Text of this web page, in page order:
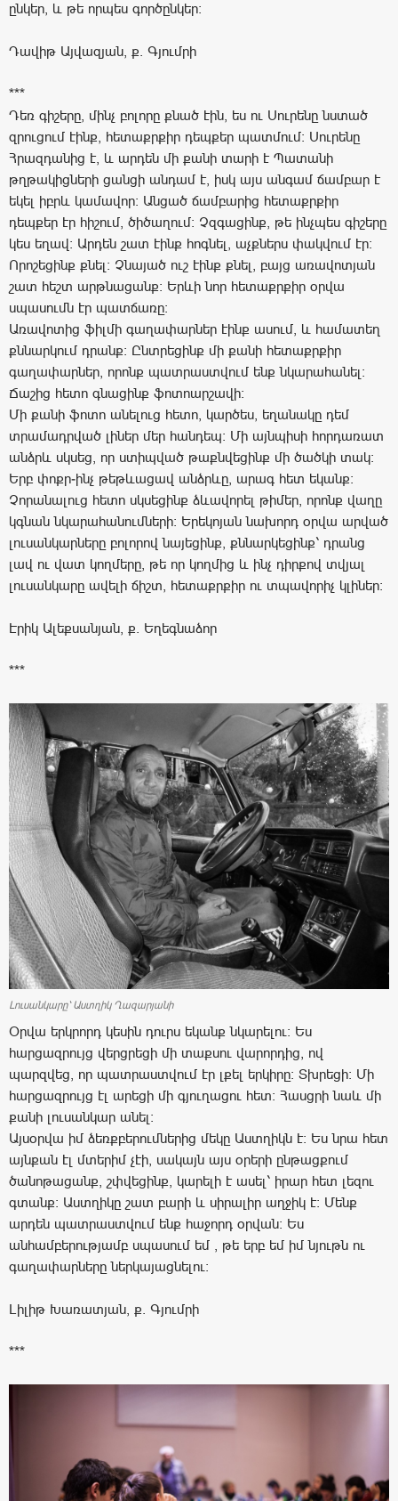
ընկեր, և թե որպես գործընկեր:
Դավիթ Այվազյան, ք. Գյումրի
***
Դեռ գիշերը, մինչ բոլորը քնած էին, ես ու Սուրենը նստած
զրուցում էինք, հետաքրքիր դեպքեր պատմում: Սուրենը
Հրազդանից է, և արդեն մի քանի տարի է Պատանի
թղթակիցների ցանցի անդամ է, իսկ այս անգամ ճամբար է
եկել իբրև կամավոր: Անցած ճամբարից հետաքրքիր
դեպքեր էր հիշում, ծիծաղում: Չզգացինք, թե ինչպես գիշերը
կես եղավ: Արդեն շատ էինք հոգնել, աչքներս փակվում էր:
Որոշեցինք քնել: Չնայած ուշ էինք քնել, բայց առավոտյան
շատ հեշտ արթնացանք: Երևի նոր հետաքրքիր օրվա
սպասումն էր պատճառը:
Առավոտից ֆիլմի գաղափարներ էինք ասում, և համատեղ
քննարկում դրանք: Ընտրեցինք մի քանի հետաքրքիր
գաղափարներ, որոնք պատրաստվում ենք նկարահանել:
Ճաշից հետո գնացինք ֆոտոարշավի:
Մի քանի ֆոտո անելուց հետո, կարծես, եղանակը դեմ
տրամադրված լիներ մեր հանդեպ: Մի այնպիսի հորդառատ
անձրև սկսեց, որ ստիպված թաքնվեցինք մի ծածկի տակ:
Երբ փոքր-ինչ թեթևացավ անձրևը, արագ հետ եկանք:
Չորանալուց հետո սկսեցինք ձևավորել թիմեր, որոնք վաղը
կգնան նկարահանումների: Երեկոյան նախորդ օրվա արված
լուսանկարները բոլորով նայեցինք, քննարկեցինք՝ դրանց
լավ ու վատ կողմերը, թե որ կողմից և ինչ դիրքով տվյալ
լուսանկարը ավելի ճիշտ, հետաքրքիր ու տպավորիչ կլիներ:
Էրիկ Ալեքսանյան, ք. Եղեգնաձոր
***
Լուսանկարը՝ Աստղիկ Ղազարյանի
Օրվա երկրորդ կեսին դուրս եկանք նկարելու: Ես
հարցազրույց վերցրեցի մի տաքսու վարորդից, ով
պարզվեց, որ պատրաստվում էր լքել երկիրը: Տխրեցի: Մի
հարցազրույց էլ արեցի մի գյուղացու հետ: Հասցրի նաև մի
քանի լուսանկար անել:
Այսօրվա իմ ձեռքբերումներից մեկը Աստղիկն է: Ես նրա հետ
այնքան էլ մտերիմ չէի, սակայն այս օրերի ընթացքում
ծանոթացանք, շփվեցինք, կարելի է ասել՝ իրար հետ լեզու
գտանք: Աստղիկը շատ բարի և սիրալիր աղջիկ է: Մենք
արդեն պատրաստվում ենք հաջորդ օրվան: Ես
անհամբերությամբ սպասում եմ , թե երբ եմ իմ նյութն ու
գաղափարները ներկայացնելու:
Լիլիթ Խառատյան, ք. Գյումրի
***